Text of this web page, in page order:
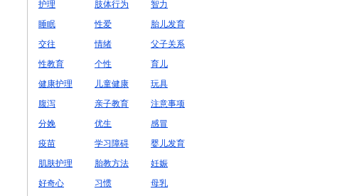
护理
肢体行为
智力
睡眠
性爱
胎儿发育
交往
情绪
父子关系
性教育
个性
育儿
健康护理
儿童健康
玩具
腹泻
亲子教育
注意事项
分娩
优生
感冒
疫苗
学习障碍
婴儿发育
肌肤护理
胎教方法
妊娠
好奇心
习惯
母乳